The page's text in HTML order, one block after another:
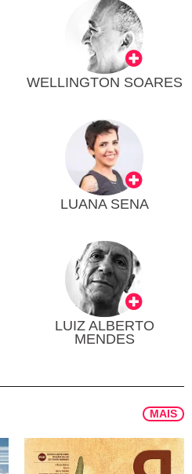
WELLINGTON SOARES
LUANA SENA
LUIZ ALBERTO
MENDES
MAIS